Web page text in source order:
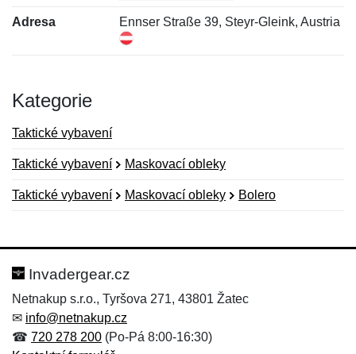
Adresa Ennser Straße 39, Steyr-Gleink, Austria
Kategorie
Taktické vybavení
Taktické vybavení Maskovací obleky
Taktické vybavení Maskovací obleky Bolero
Hodnocení:
Jméno: *
Jméno:
E-mail:*
Invadergear.cz
Netnakup s.r.o., Tyršova 271, 43801 Žatec
✉ info@netnakup.cz
☎ 720 278 200 (Po-Pá 8:00-16:30)